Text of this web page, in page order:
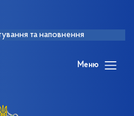
та наповнення
Меню